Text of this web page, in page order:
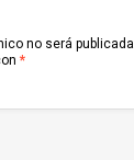
no será publicada.
*